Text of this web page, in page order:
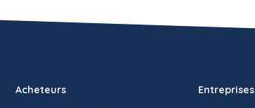
Acheteurs Entreprises